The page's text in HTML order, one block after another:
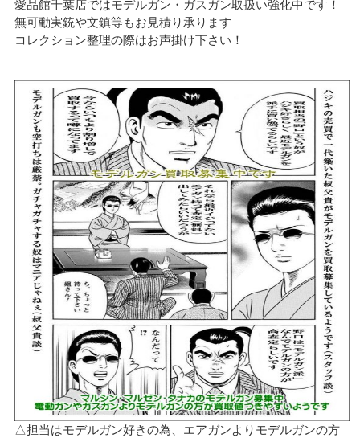
愛品館千葉店ではモデルガン・ガスガン取扱い強化中です！
無可動実銃や文鎮等もお見積り承ります
コレクション整理の際はお声掛け下さい！
△担当はモデルガン好きの為、エアガンよりモデルガンの方